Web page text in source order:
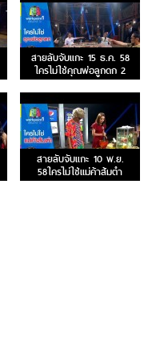
สายลับจับแกะ 15 ธ.ค. 58
ใครไม่ใช่คุณพ่อลูกดก 2
สายลับจับแกะ 10 พ.ย.
58ใครไม่ใช่แม่ค้าส้มตำ